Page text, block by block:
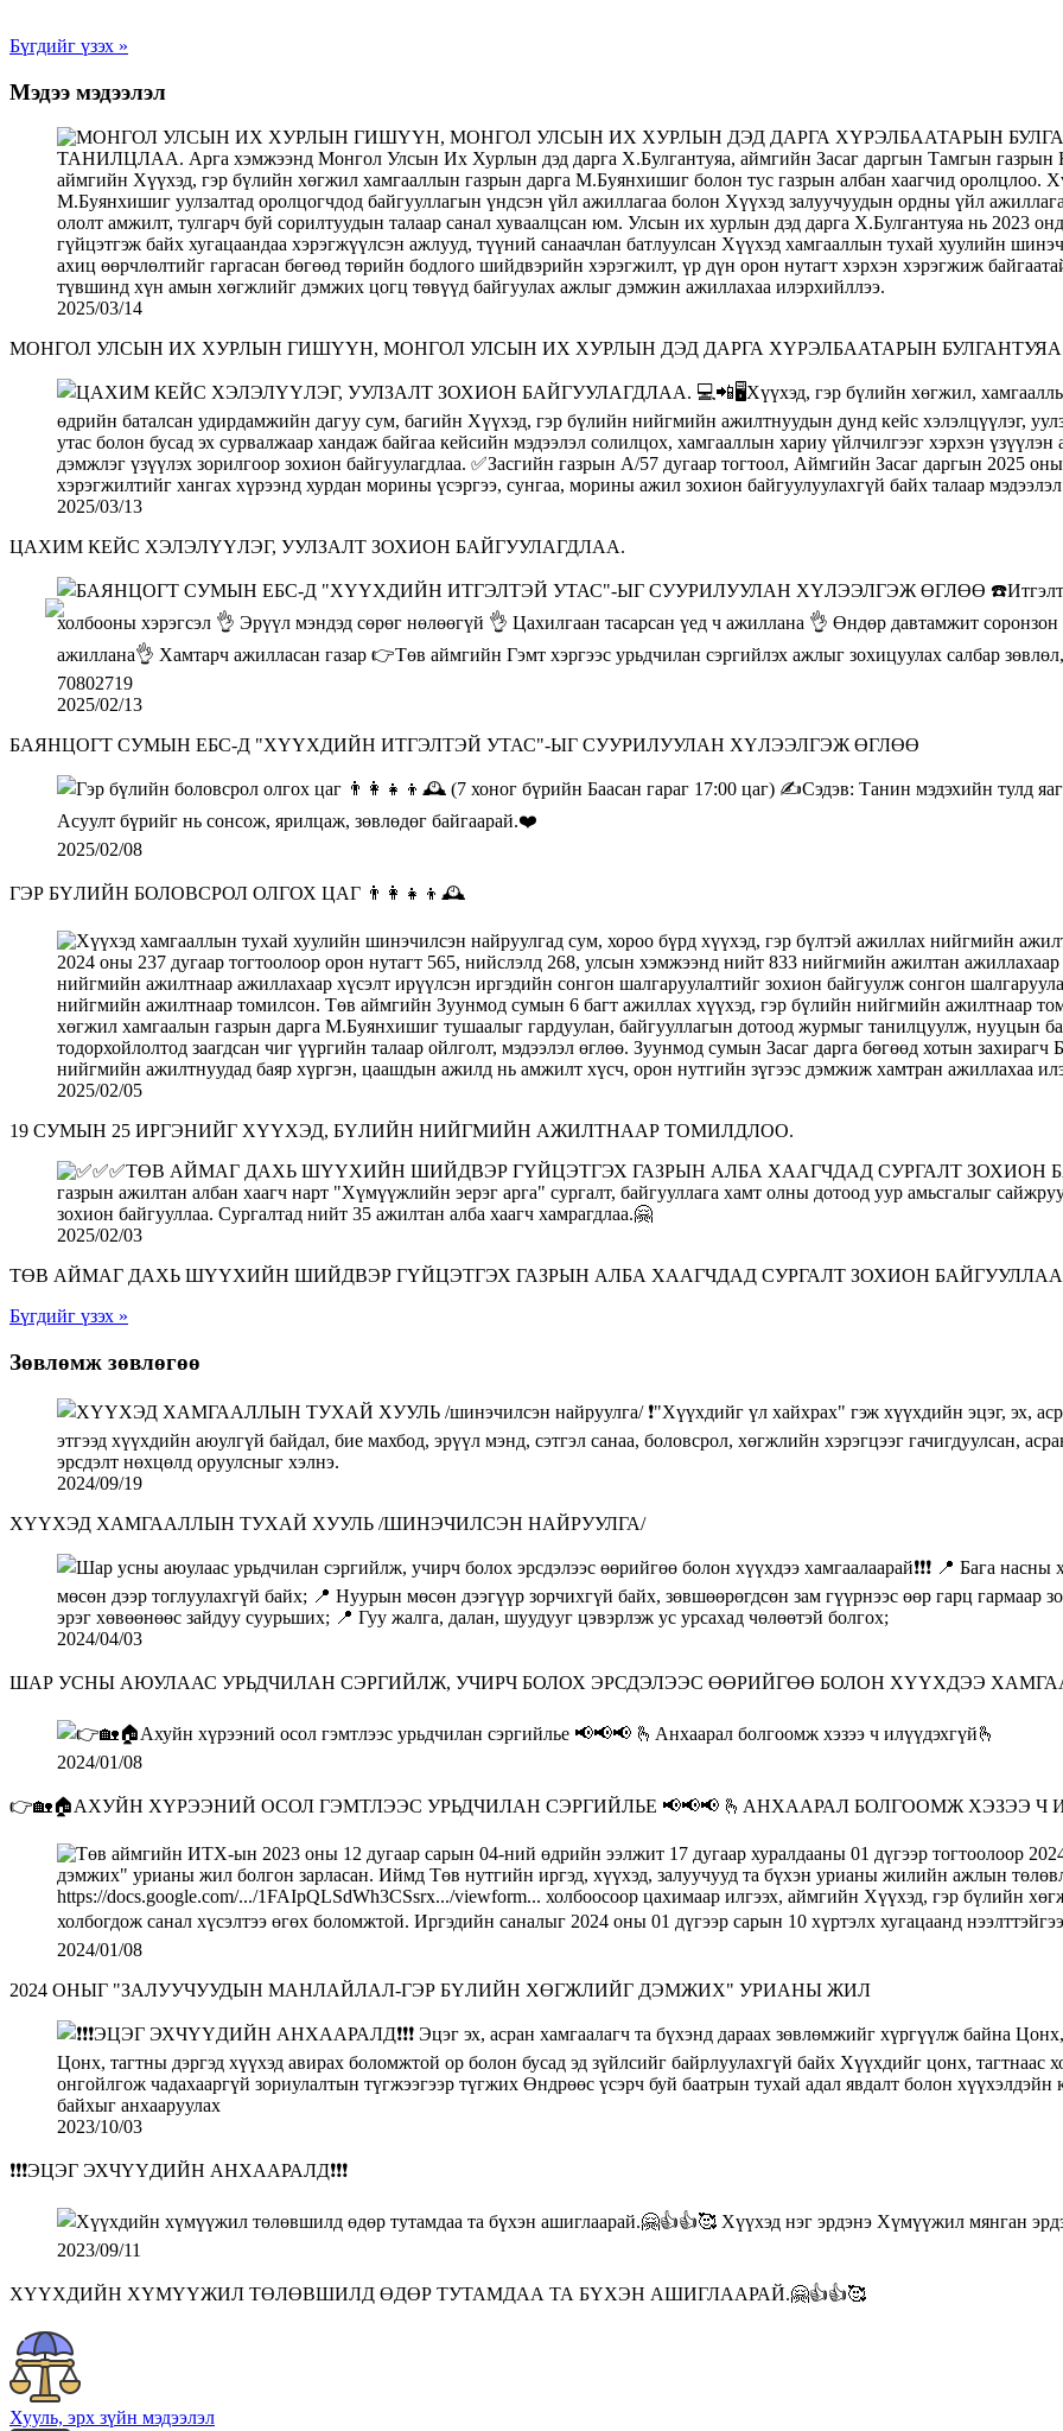
Бүгдийг үзэх »
Мэдээ мэдээлэл
2025/03/14
МОНГОЛ УЛСЫН ИХ ХУРЛЫН ГИШҮҮН, МОНГОЛ УЛСЫН ИХ ХУРЛЫН ДЭД ДАРГА ХҮРЭЛБААТАРЫН
2025/03/13
ЦАХИМ КЕЙС ХЭЛЭЛҮҮЛЭГ, УУЛЗАЛТ ЗОХИОН БАЙГУУЛАГДЛАА.
2025/02/13
БАЯНЦОГТ СУМЫН ЕБС-Д "ХҮҮХДИЙН ИТГЭЛТЭЙ УТАС"-ЫГ СУУРИЛУУЛАН ХҮЛЭЭЛГЭЖ ӨГЛӨӨ
2025/02/08
ГЭР БҮЛИЙН БОЛОВСРОЛ ОЛГОХ ЦАГ 👨‍👩‍👧‍👦🕰
2025/02/05
19 СУМЫН 25 ИРГЭНИЙГ ХҮҮХЭД, БҮЛИЙН НИЙГМИЙН АЖИЛТНААР ТОМИЛДЛОО.
2025/02/03
ТӨВ АЙМАГ ДАХЬ ШҮҮХИЙН ШИЙДВЭР ГҮЙЦЭТГЭХ ГАЗРЫН АЛБА ХААГЧДАД СУРГАЛТ ЗОХИОН
Бүгдийг үзэх »
Зөвлөмж зөвлөгөө
2024/09/19
ХҮҮХЭД ХАМГААЛЛЫН ТУХАЙ ХУУЛЬ /ШИНЭЧИЛСЭН НАЙРУУЛГА/
2024/04/03
ШАР УСНЫ АЮУЛААС УРЬДЧИЛАН СЭРГИЙЛЖ, УЧИРЧ БОЛОХ ЭРСДЭЛЭЭС ӨӨРИЙГӨӨ БОЛОН ХҮҮХДЭЭ
2024/01/08
👉🏡🏠АХУЙН ХҮРЭЭНИЙ ОСОЛ ГЭМТЛЭЭС УРЬДЧИЛАН СЭРГИЙЛЬЕ 📢📢📢 🫰АНХААРАЛ БОЛГООМЖ ХЭЗЭЭ Ч
2024/01/08
2024 ОНЫГ "ЗАЛУУЧУУДЫН МАНЛАЙЛАЛ-ГЭР БҮЛИЙН ХӨГЖЛИЙГ ДЭМЖИХ" УРИАНЫ ЖИЛ
2023/10/03
❗️❗️❗️ЭЦЭГ ЭХЧҮҮДИЙН АНХААРАЛД❗️❗️❗️
2023/09/11
ХҮҮХДИЙН ХҮМҮҮЖИЛ ТӨЛӨВШИЛД ӨДӨР ТУТАМДАА ТА БҮХЭН АШИГЛААРАЙ.🤗👍👍🥰
Хууль, эрх зүйн мэдээлэл